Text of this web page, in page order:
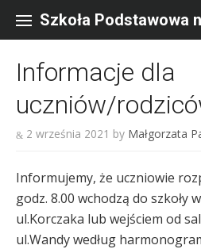
content
Szkoła Podstawowa
Informacje dla
uczniów/
2 września 2021 by Małgorzata
Informujemy, że uczniowie
godz. 8.00 wchodzą do szkoły
ul.Korczaka lub wejściem od
ul.Wandy według